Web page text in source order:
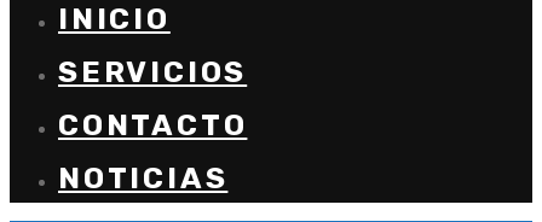
INICIO
SERVICIOS
CONTACTO
NOTICIAS